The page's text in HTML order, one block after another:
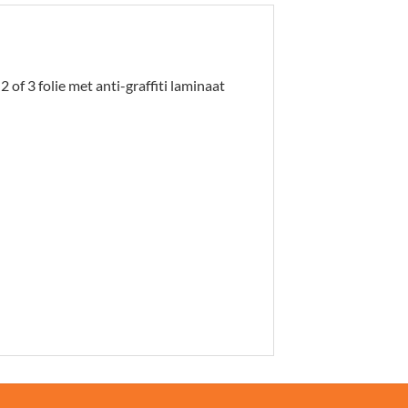
of 3 folie met anti-graffiti laminaat